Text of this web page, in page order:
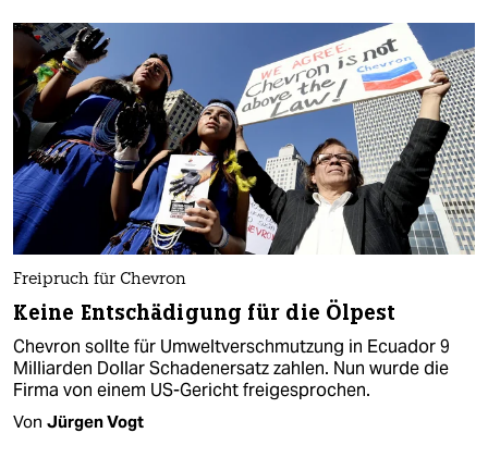
Freipruch für Chevron
Keine Entschädigung für die Ölpest
Chevron sollte für Umweltverschmutzung in Ecuador 9
Milliarden Dollar Schadenersatz zahlen. Nun wurde die
Firma von einem US-Gericht freigesprochen.
Von Jürgen Vogt